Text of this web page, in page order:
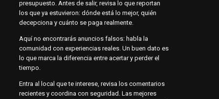
presupuesto. Antes de salir, revisa lo que reportan
los que ya estuvieron: dónde está lo mejor, quién
decepciona y cuánto se paga realmente.
Aquí no encontrarás anuncios falsos: habla la
comunidad con experiencias reales. Un buen dato es
lo que marca la diferencia entre acertar y perder el
tiempo.
Entra al local que te interese, revisa los comentarios
recientes y coordina con seguridad. Las mejores